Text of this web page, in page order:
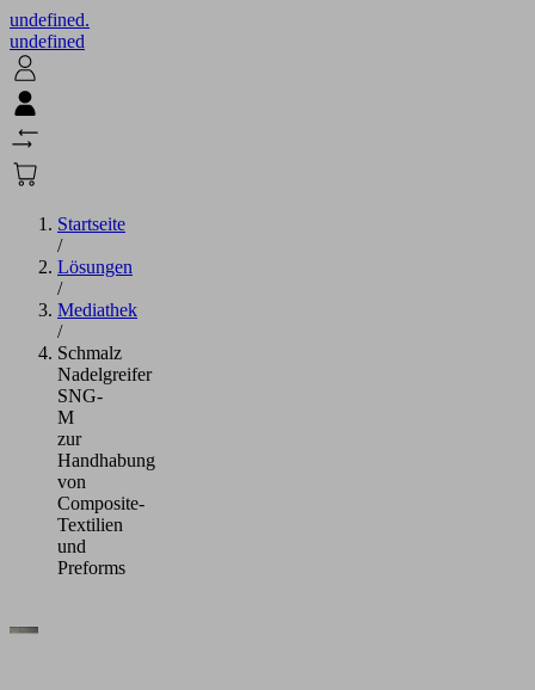
undefined.
undefined
Startseite
/
Lösungen
/
Mediathek
/
Schmalz
Nadelgreifer
SNG-
M
zur
Handhabung
von
Composite-
Textilien
und
Preforms